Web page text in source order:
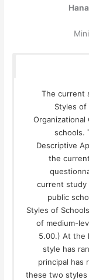
The current
Styles of
Organizational
schools.
Descriptive
the
current study
public
Styles of
of medium-
5.00.) At the
style has
principal has
these two styles